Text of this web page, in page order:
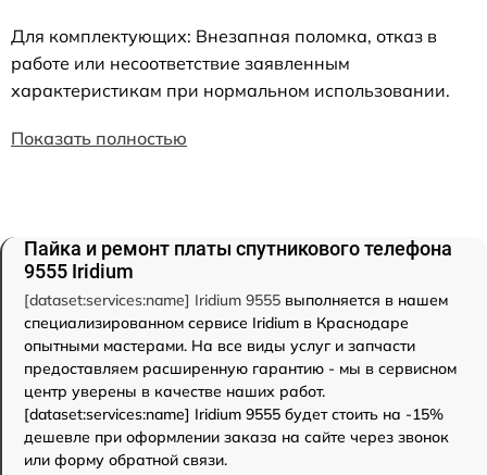
Для комплектующих: Внезапная поломка, отказ в
работе или несоответствие заявленным
характеристикам при нормальном использовании.
Показать полностью
Пайка и ремонт платы спутникового телефона
9555 Iridium
[dataset:services:name] Iridium 9555 выполняется в нашем
специализированном сервисе Iridium в Краснодаре
опытными мастерами. На все виды услуг и запчасти
предоставляем расширенную гарантию - мы в сервисном
центр уверены в качестве наших работ.
[dataset:services:name] Iridium 9555 будет стоить на -15%
дешевле при оформлении заказа на сайте через звонок
или форму обратной связи.